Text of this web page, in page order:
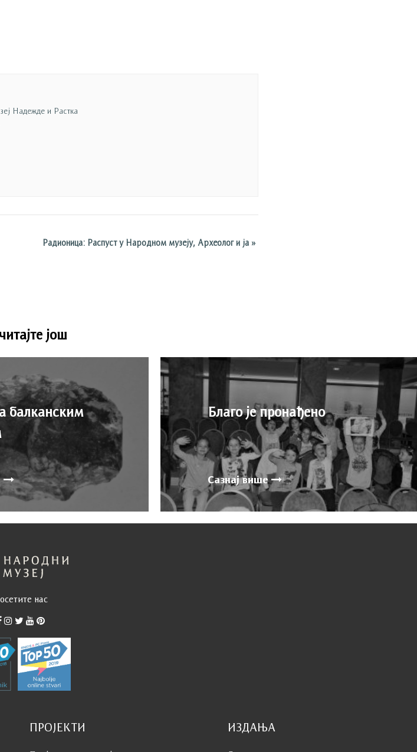
Надежде и Растка
Радионица: Распуст у Народном музеју, Археолог и ја »
још
балканским
Благо је пронађено
Сазнај више
нас
ПРОЈЕКТИ ИЗДАЊА